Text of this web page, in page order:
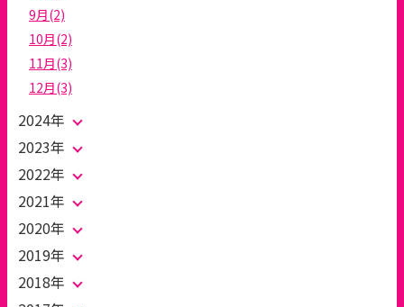
9月(2)
10月(2)
11月(3)
12月(3)
2024年
2023年
2022年
2021年
2020年
2019年
2018年